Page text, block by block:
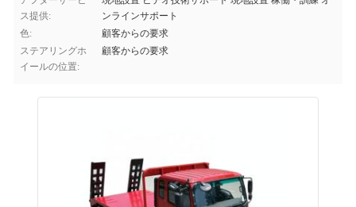
ス提供:
ンラインサポート
色:
顧客からの要求
ステアリングホ
イールの位置:
顧客からの要求